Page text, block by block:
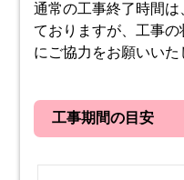
通常の工事終了時間
ておりますが、工事
にご協力をお願いいた
工事期間の目安